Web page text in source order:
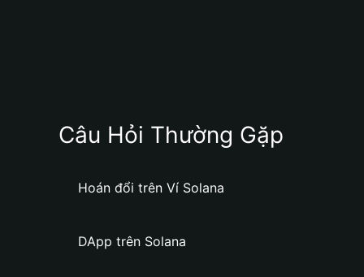
Câu Hỏi Thường Gặp
Hoán đổi trên Ví Solana
DApp trên Solana